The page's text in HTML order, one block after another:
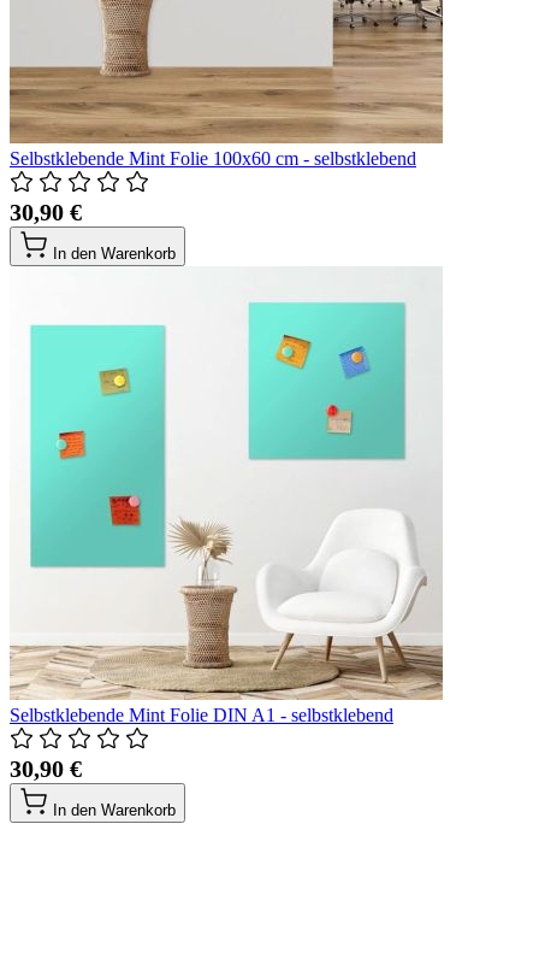
Selbstklebende Mint Folie 100x60 cm - selbstklebend
30,90 €
In den Warenkorb
Selbstklebende Mint Folie DIN A1 - selbstklebend
30,90 €
In den Warenkorb